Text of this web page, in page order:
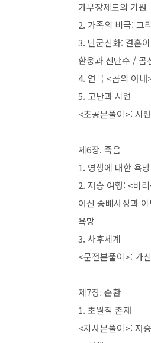
가부장제도의 기원
2. 가족의 비극: 그
3. 단군신화: 결혼
환웅과 신단수 / 곰
4. 연극 <곰의 아내
5. 고난과 시련
<초공본풀이>: 시
제6장. 죽음
1. 영생에 대한 욕망
2. 저승 여행: <바
여신 숭배사상과
욕망
3. 사후세계
<문전본풀이>: 가
제7장. 순환
1. 초월적 존재
<차사본풀이>: 저